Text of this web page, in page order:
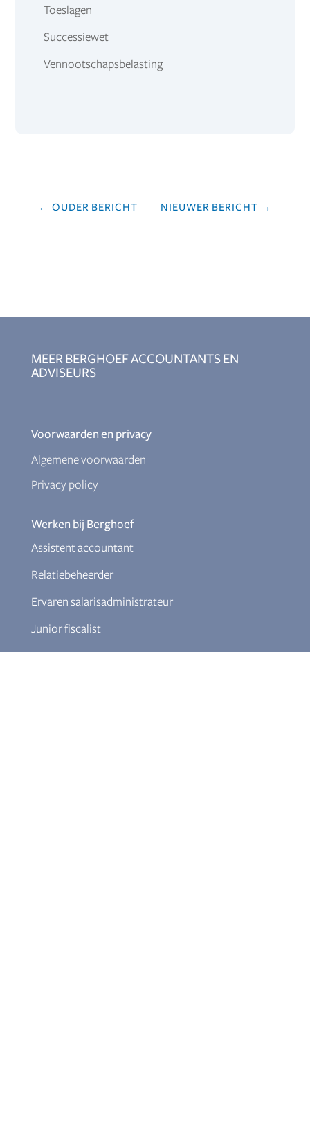
Toeslagen
Successiewet
Vennootschapsbelasting
← OUDER BERICHT NIEUWER BERICHT →
MEER BERGHOEF ACCOUNTANTS EN
ADVISEURS
Voorwaarden en privacy
Algemene voorwaarden
Privacy policy
Werken bij Berghoef
Assistent accountant
Relatiebeheerder
Ervaren salarisadministrateur
Junior fiscalist